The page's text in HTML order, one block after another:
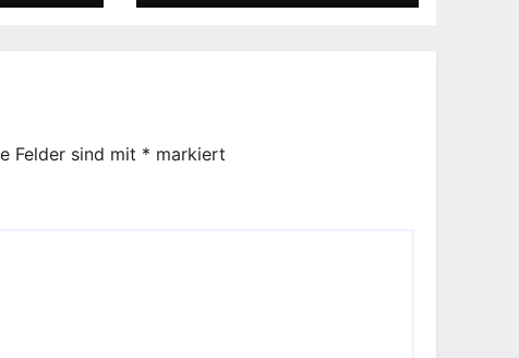
Felder sind mit * markiert